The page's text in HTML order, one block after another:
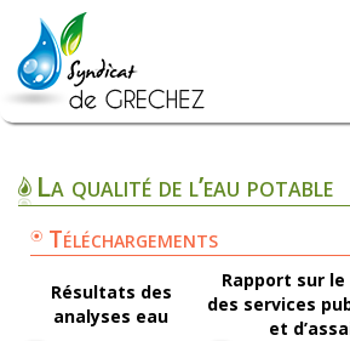
La qualité de l’eau potable
Téléchargements
Résultats des
analyses eau
Rapport sur
des services
et